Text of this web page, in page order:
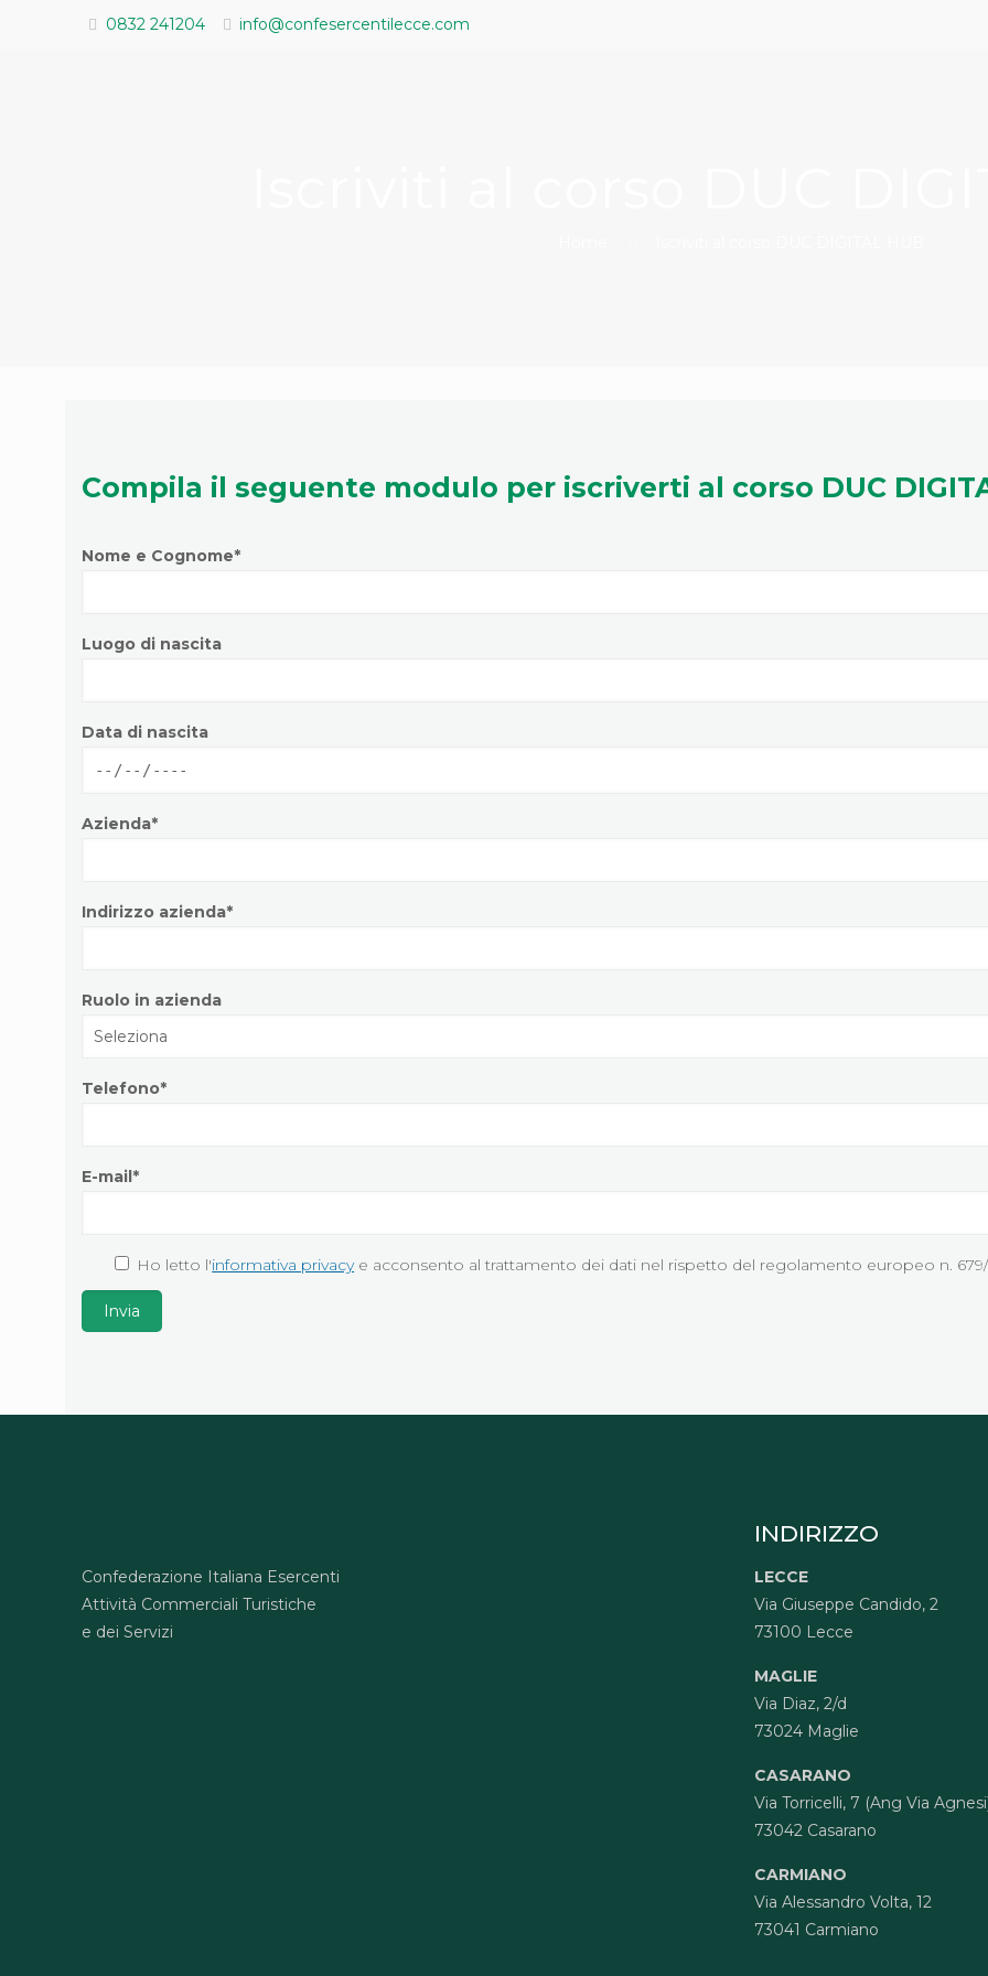
0832 241204 info@confesercentilecce.com
Compila il seguente modulo per iscriverti al corso DUC
Nome e Cognome*
Luogo di nascita
Data di nascita
Azienda*
Indirizzo azienda*
Ruolo in azienda
Telefono*
E-mail*
Ho letto l'informativa privacye acconsento al trattamento dei dati nel rispetto del regolamento europeo n. 679/
Confederazione Italiana Esercenti
Attività Commerciali Turistiche
e dei Servizi
INDIRIZZO
LECCE
Via Giuseppe Candido, 2
73100 Lecce
MAGLIE
Via Diaz, 2/d
73024 Maglie
CASARANO
Via Torricelli, 7 (Ang Via
73042 Casarano
CARMIANO
Via Alessandro Volta, 12
73041 Carmiano